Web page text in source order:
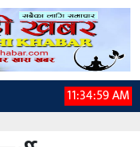
11:35:00 AM